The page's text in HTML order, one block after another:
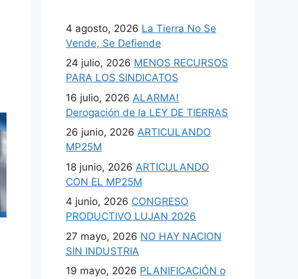
4 agosto, 2026 La Tierra No Se
Vende, Se Defiende
24 julio, 2026 MENOS RECURSOS
PARA LOS SINDICATOS
16 julio, 2026 ALARMA!
Derogación de la LEY DE TIERRAS
26 junio, 2026 ARTICULANDO
MP25M
18 junio, 2026 ARTICULANDO
CON EL MP25M
4 junio, 2026 CONGRESO
PRODUCTIVO LUJAN 2026
27 mayo, 2026 NO HAY NACION
SIN INDUSTRIA
19 mayo, 2026 PLANIFICACIÓN o